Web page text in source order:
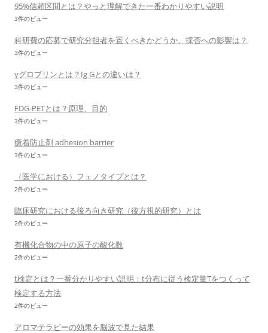
95%信頼区間とは？やっと理解できた一番わかりやすい説明
3件のビュー
科研費の応募で研究分担者を置くべきかどうか、採否への影響は？
3件のビュー
γグロブリンとは？Ig Gとの違いは？
3件のビュー
FDG-PETとは？原理、目的
3件のビュー
癒着防止剤 adhesion barrier
3件のビュー
（医学における）フェノタイプとは？
2件のビュー
臨床研究における後ろ向き研究（後方視的研究）とは
2件のビュー
有機化合物の中の原子の酸化数
2件のビュー
t検定とは？一番分かりやすい説明：t分布に従う検定量Tをつくって
検定する方法
2件のビュー
アロマテラピーの効果を脳波で見た結果